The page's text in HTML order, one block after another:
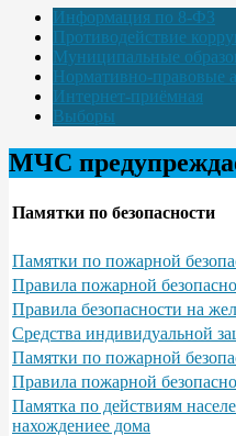
Информация по 8-ФЗ
Противодействие
Муниципальные
Нормативно-правовые
Интернет-приёмная
Выборы
МЧС
Памятки по безопасности
Памятки по пожарной
Правила пожарной
Правила безопасности на
Средства индивидуальной
Памятки по пожарной
Правила пожарной
Памятка по действиям
нахождениее дома